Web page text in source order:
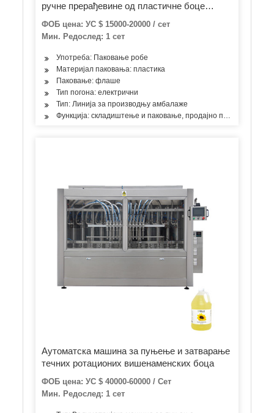
ручне прерађевине од пластичне боце
Јестиво уље / џем / сос / течни сапун /
кикирики путер / кечап машина за пуњење
ФОБ цена: УС $ 15000-20000 / сет
Мин. Редослед: 1 сет
Употреба: Паковање робе
Материјал паковања: пластика
Паковање: флаше
Тип погона: електрични
Тип: Линија за производњу амбалаже
Функција: складиштење и паковање, продајно паковање
Аутоматска машина за пуњење и затварање
течних ротационих вишенаменских боца
ФОБ цена: УС $ 40000-60000 / Сет
Мин. Редослед: 1 сет